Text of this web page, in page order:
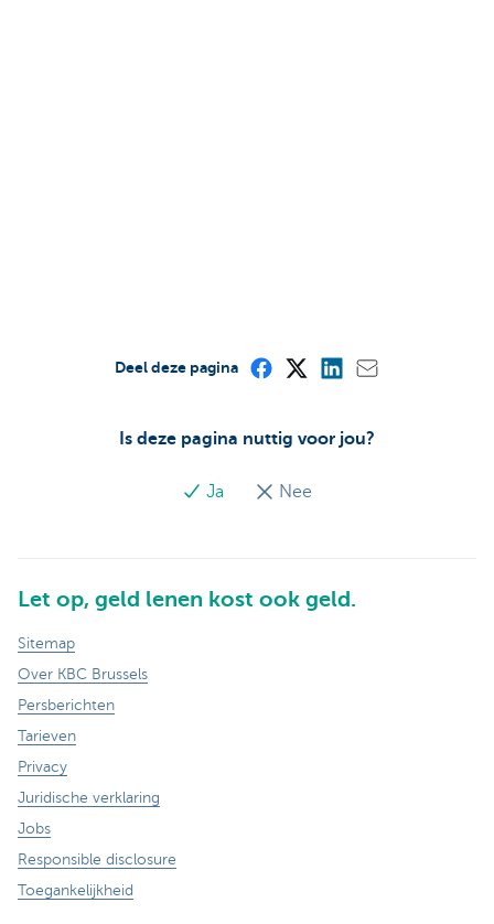
Is deze pagina nuttig voor jou?
Ja Nee
Deel deze pagina
Let op, geld lenen kost ook geld.
Sitemap
Over KBC Brussels
Persberichten
Tarieven
Privacy
Juridische verklaring
Jobs
Responsible disclosure
Toegankelijkheid